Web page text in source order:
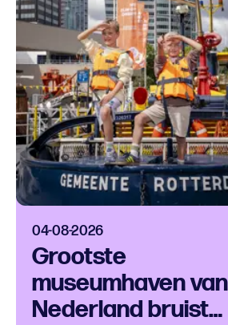
04-08-2026
Grootste
museumhaven van
Nederland bruist